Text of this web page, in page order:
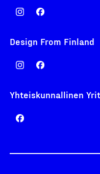
Design From Finland
Yhteiskunnallinen